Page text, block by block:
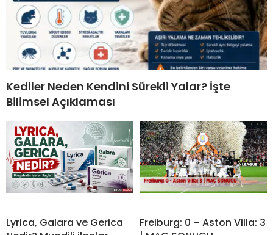
Kediler Neden Kendini Sürekli Yalar? İşte
Bilimsel Açıklaması
Lyrica, Galara ve Gerica
Freiburg: 0 – Aston Villa: 3